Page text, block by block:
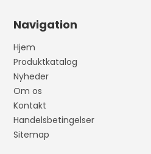
Navigation
Hjem
Produktkatalog
Nyheder
Om os
Kontakt
Handelsbetingelser
Sitemap